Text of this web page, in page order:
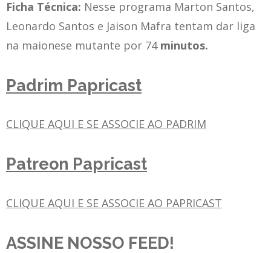
Ficha Técnica: Nesse programa Marton Santos,
Leonardo Santos e Jaison Mafra tentam dar liga
na maionese mutante por 74minutos.
Padrim Papricast
CLIQUE AQUI E SE ASSOCIE AO PADRIM
Patreon Papricast
CLIQUE AQUI E SE ASSOCIE AO PAPRICAST
ASSINE NOSSO FEED!